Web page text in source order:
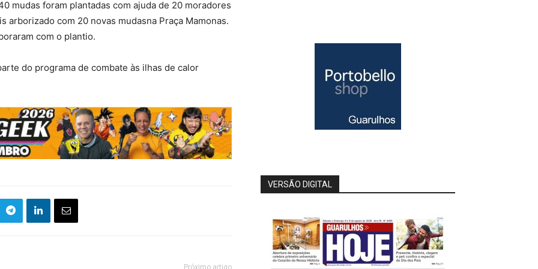
mudas foram plantadas com ajuda de 20 moradores
arborizado com 20 novas mudasna Praça Mamonas.
com o plantio.
do programa de combate às ilhas de calor
Próximo artigo
VERSÃO DIGITAL